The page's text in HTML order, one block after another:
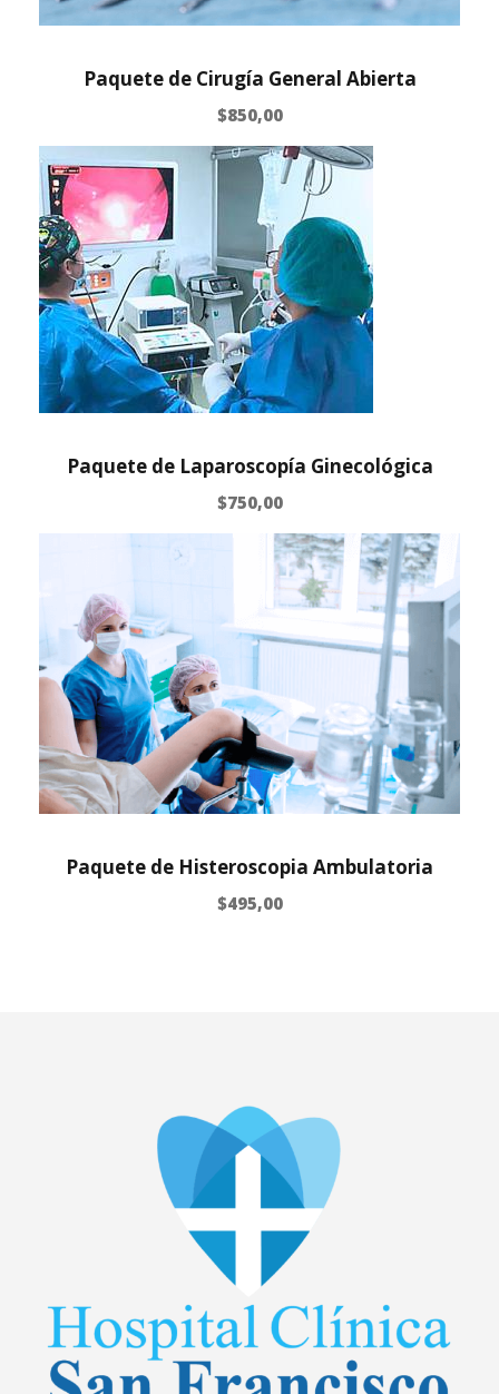
Paquete de Cirugía General Abierta
$850,00
Paquete de Laparoscopía Ginecológica
$750,00
Paquete de Histeroscopia Ambulatoria
$495,00